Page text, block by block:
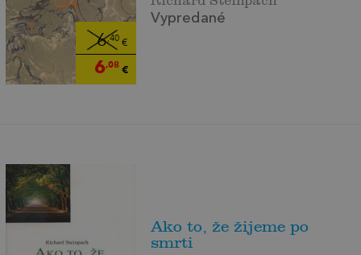
6,40€
6,08€
Vypredané
Ako to, že žijeme po
smrti